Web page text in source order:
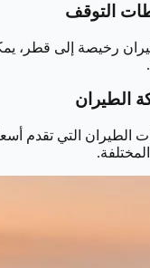
التوقف
رخيصة إلى قطر،
الطيران
الطيران التي تقدم